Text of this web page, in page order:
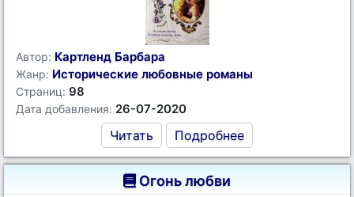
Автор: Картленд Барбара
Жанр: Исторические любовные романы
Страниц: 98
Дата добавления: 26-07-2020
Читать Подробнее
Огонь любви